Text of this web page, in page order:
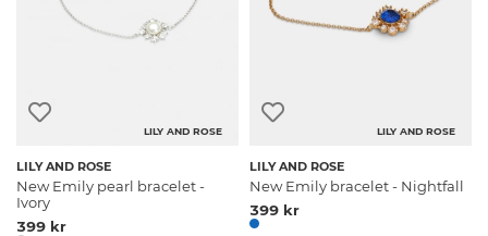
LILY AND ROSE
LILY AND ROSE
New Emily pearl bracelet -
Ivory
399 kr
LILY AND ROSE
LILY AND ROSE
New Emily bracelet - Nightfall
399 kr